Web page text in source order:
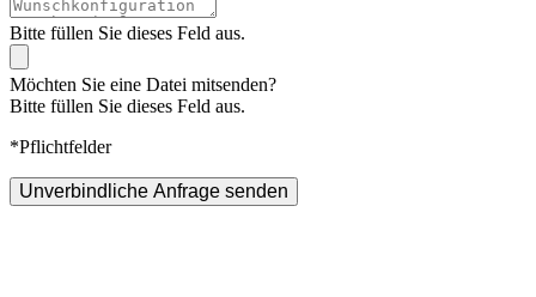
Bitte füllen Sie dieses Feld aus.
Möchten Sie eine Datei mitsenden?
Bitte füllen Sie dieses Feld aus.
*Pflichtfelder
Unverbindliche Anfrage senden